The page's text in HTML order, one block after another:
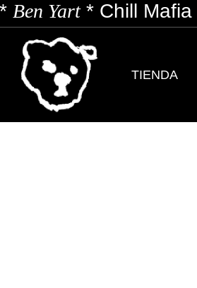
Yart* Chill Mafia*
TIENDA